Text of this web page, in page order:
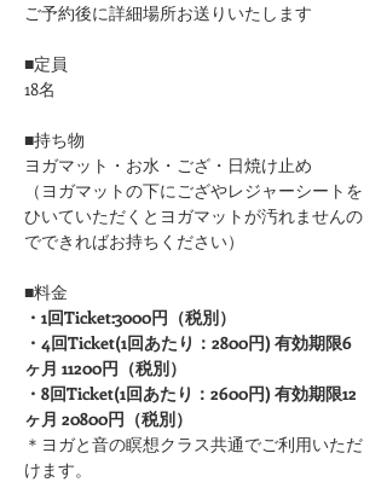
ご予約後に詳細場所お送りいたします
■定員
18名
■持ち物
ヨガマット・お水・ござ・日焼け止め
（ヨガマットの下にござやレジャーシートを
ひいていただくとヨガマットが汚れませんの
でできればお持ちください）
■料金
・1回Ticket:3000円（税別）
・4回Ticket(1回あたり：2800円) 有効期限6
ヶ月 11200円（税別）
・8回Ticket(1回あたり：2600円) 有効期限12
ヶ月 20800円（税別）
＊ヨガと音の瞑想クラス共通でご利用いただ
けます。